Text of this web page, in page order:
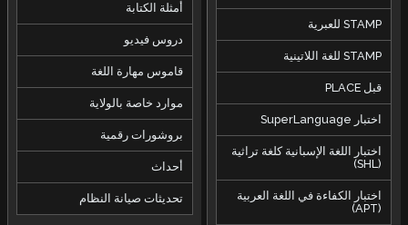
STAMP للعبرية
STAMP للغة اللاتينية
قبل PLACE
اختبار SuperLanguage
اختبار اللغة الإسبانية كلغة تراثية
(SHL)
اختبار الكفاءة في اللغة العربية
(APT)
أمثلة الكتابة
دروس فيديو
قاموس مهارة اللغة
موارد خاصة بالولاية
بروشورات رقمية
أحداث
تحديثات صيانة النظام